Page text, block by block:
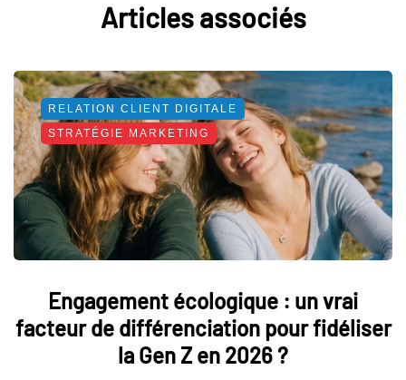
Articles associés
RELATION CLIENT DIGITALE
STRATÉGIE MARKETING
Engagement écologique : un vrai
facteur de différenciation pour fidéliser
la Gen Z en 2026 ?